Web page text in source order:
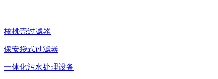
核桃壳过滤器
保安袋式过滤器
一体化污水处理设备